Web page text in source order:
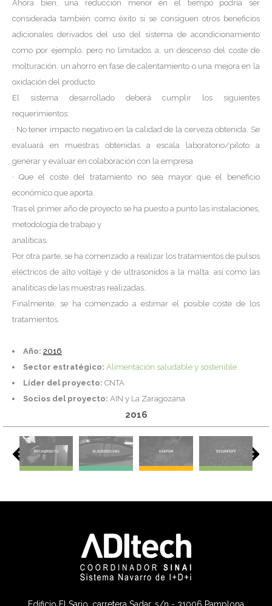
Ahora bien, una reducción menor en el tiempo podría ser
considerada también como éxito si se consiguen otros beneficios
adicionales derivados del uso del sistema de acondicionamiento
como por ejemplo, pero no limitados a, un descenso del coste de
molturación, un ahorro en fase de calentamiento o una mejora en la
oxidación del producto.
El sistema desarrollado deberá cumplir los siguientes
requerimientos:
· No tener impacto negativo en la calidad de la cerveza obtenida. Se
evaluará en muestras obtenidas a escala laboratorio/piloto a
generar y evaluar en colaboración con la empresa
· Que el coste del tratamiento no sea mayor que el beneficio
económico que aporta.
Tras el primer año de proyecto se ha puesto a punto las instalaciones,
metodología de trabajo y
analíticas.
Por otra parte, se ha comenzado a realizar los tratamientos de pulsos
eléctricos de alto voltaje y de ultrasonidos a la malta, así como las
analíticas de las muestras realizadas.
Finalmente, se ha comenzado a estimar el posible coste de los
tratamientos.
Año: 2016
Sector estratégico: Alimentación saludable y sostenible
Líder del proyecto: CNTA
Socios del proyecto: AIN y La Zaragozana
2016